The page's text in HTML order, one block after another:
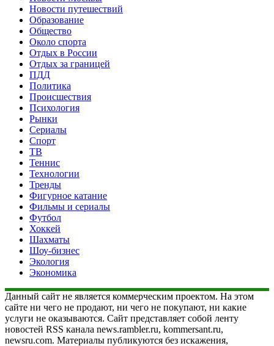
Новости путешествий
Образование
Общество
Около спорта
Отдых в России
Отдых за границей
ПДД
Политика
Происшествия
Психология
Рынки
Сериалы
Спорт
ТВ
Теннис
Технологии
Тренды
Фигурное катание
Фильмы и сериалы
Футбол
Хоккей
Шахматы
Шоу-бизнес
Экология
Экономика
Данный сайт не является коммерческим проектом. На этом
сайте ни чего не продают, ни чего не покупают, ни какие
услуги не оказываются. Сайт представляет собой ленту
новостей RSS канала news.rambler.ru, kommersant.ru,
newsru.com. Материалы публикуются без искажения,